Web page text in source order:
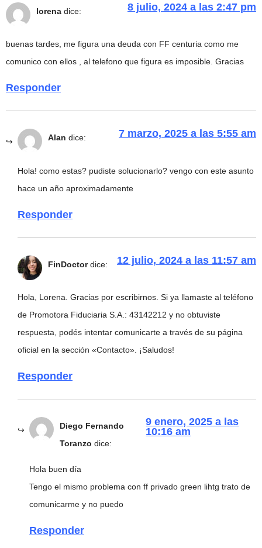
lorena dice: 8 julio, 2024 a las 2:47 pm
buenas tardes, me figura una deuda con FF centuria como me
comunico con ellos , al telefono que figura es imposible. Gracias
Responder
Alan dice: 7 marzo, 2025 a las 5:55 am
Hola! como estas? pudiste solucionarlo? vengo con este asunto
hace un año aproximadamente
Responder
FinDoctor dice: 12 julio, 2024 a las 11:57 am
Hola, Lorena. Gracias por escribirnos. Si ya llamaste al teléfono
de Promotora Fiduciaria S.A.: 43142212 y no obtuviste
respuesta, podés intentar comunicarte a través de su página
oficial en la sección «Contacto». ¡Saludos!
Responder
Diego Fernando
Toranzo dice:
9 enero, 2025 a las
10:16 am
Hola buen día
Tengo el mismo problema con ff privado green lihtg trato de
comunicarme y no puedo
Responder